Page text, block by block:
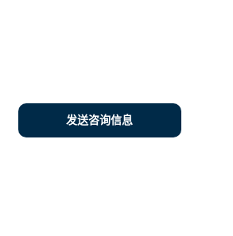
发送咨询信息